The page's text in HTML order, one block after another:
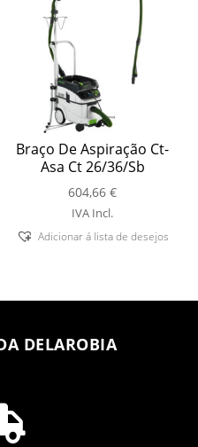
Braço De Aspiração Ct-
Asa Ct 26/36/Sb
604,66€
IVA Incl.
Adicionar á lista de desejos
DELAROBIA